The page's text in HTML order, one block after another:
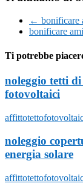
← bonificare
bonificare
Ti potrebbe
noleggio tetti
fotovoltaici
noleggio
energia solare